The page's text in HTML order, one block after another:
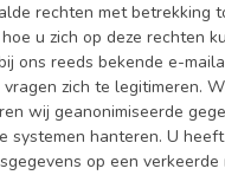
rechten met betrekking
u zich op deze rechten
ons reeds bekende e-
zich te legitimeren.
wij geanonimiseerde
systemen hanteren. U
op een verkeerde